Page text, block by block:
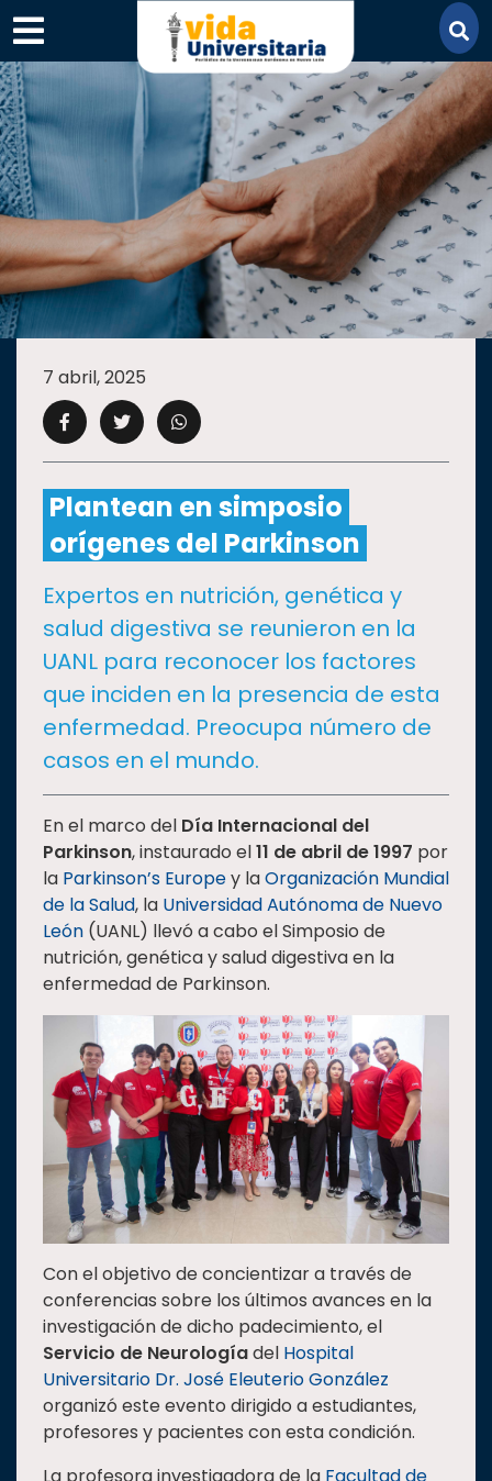
×
SECCIONES
ACADEMIA
CAMPUS UANL
CULTURA
DEPORTES
I+D+IEXPERTOS
SALUD
SUSTENTABILIDAD
TEMAS
Oferta
educativa
Estudiantes
Rectoría
Investigación
Internacionalización
Responsabilidad
social
Vinculación
Universiada
Nacional
7 abril, 2025
Plantean en simposio
orígenes del Parkinson
Expertos en nutrición, genética y
salud digestiva se reunieron en la
UANL para reconocer los factores
que inciden en la presencia de esta
enfermedad. Preocupa número de
casos en el mundo.
En el marco del Día Internacional del
Parkinson, instaurado el11 de abril de 1997 por
la Parkinson’s Europey laOrganización Mundial
de la Salud, la Universidad Autónoma de Nuevo
León (UANL) llevó a cabo el Simposio de
nutrición, genética y salud digestiva en la
enfermedad de Parkinson.
Con el objetivo de concientizar a través de
conferencias sobre los últimos avances en la
investigación de dicho padecimiento, el
Servicio de Neurologíadel Hospital
Universitario Dr. José Eleuterio González
organizó este evento dirigido a estudiantes,
profesores y pacientes con esta condición.